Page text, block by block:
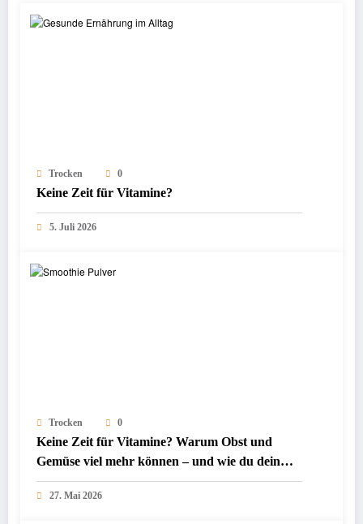
Trocken 0
Keine Zeit für Vitamine?
5. Juli 2026
Trocken 0
Keine Zeit für Vitamine? Warum Obst und
Gemüse viel mehr können – und wie du dein
schlechtes Gewissen wegtrinkst
27. Mai 2026